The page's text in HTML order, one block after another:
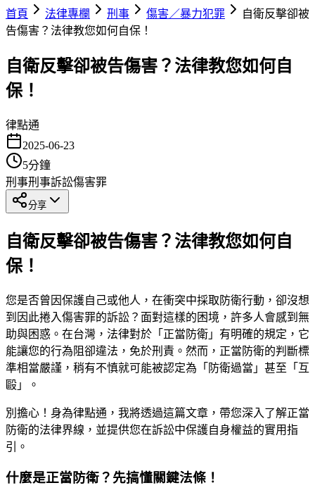
首頁
法律專欄 刑事 傷害／暴力犯罪
自衛反擊卻被
告傷害？法律教您如何自保！
自衛反擊卻被告傷害？法律教您如何自
保！
律點通
2025-06-23
5分鐘
刑事刑事訴訟傷害罪
分享
自衛反擊卻被告傷害？法律教您如何自
保！
您是否曾因保護自己或他人，在衝突中採取防衛行動，卻沒想
到因此捲入傷害罪的訴訟？面對這樣的困境，許多人會感到無
助與困惑。在台灣，法律對於「正當防衛」有明確的規定，它
能讓您的行為阻卻違法，免於刑責。然而，正當防衛的判斷標
準相當嚴謹，稍有不慎就可能被認定為「防衛過當」甚至「互
毆」。
別擔心！身為律點通，我將透過這篇文章，帶您深入了解正當
防衛的法律界線，並提供您在訴訟中保護自身權益的實用指
引。
什麼是正當防衛？先搞懂關鍵法條！